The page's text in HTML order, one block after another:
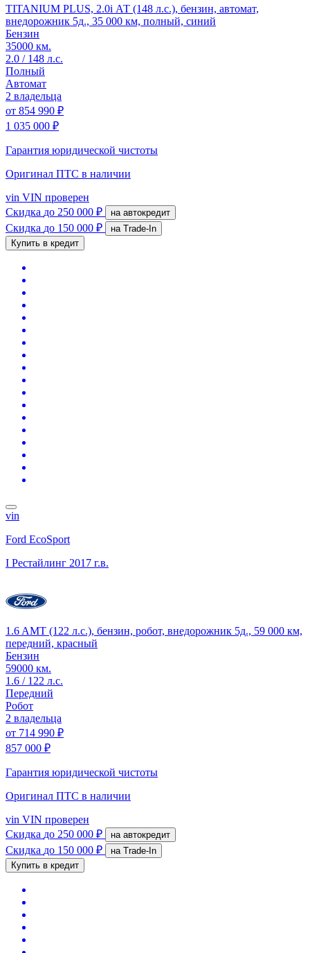
TITANIUM PLUS, 2.0i АТ (148 л.с.), бензин, автомат,
внедорожник 5д., 35 000 км, полный, синий
Бензин
35000 км.
2.0 / 148 л.с.
Полный
Автомат
2 владельца
от 854 990 ₽
1 035 000 ₽
Гарантия юридической чистоты
Оригинал ПТС в наличии
vin VIN проверен
Скидка до 250 000 ₽ на автокредит
Скидка до 150 000 ₽
на Trade-In
Купить в кредит
vin
Ford EcoSport
I Рестайлинг 2017 г.в.
1.6 AMT (122 л.с.), бензин, робот, внедорожник 5д., 59 000 км,
передний, красный
Бензин
59000 км.
1.6 / 122 л.с.
Передний
Робот
2 владельца
от 714 990 ₽
857 000 ₽
Гарантия юридической чистоты
Оригинал ПТС в наличии
vin VIN проверен
Скидка до 250 000 ₽ на автокредит
Скидка до 150 000 ₽
на Trade-In
Купить в кредит